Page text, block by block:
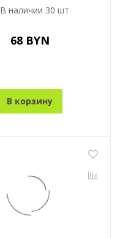
В наличии 30 шт
68 BYN
В корзину